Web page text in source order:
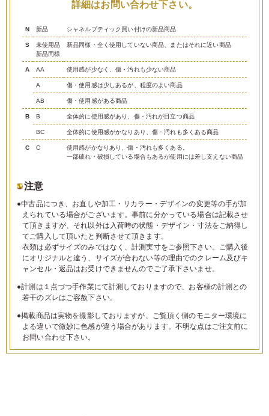
詳細はお問い合わせ下さい。
N 新品 シャネルブティック買い付けの新品商品
S
未使用品
新品同様
新品同様・全く使用していない商品、またはそれに近い商品
A AA 使用感が少なく、傷・汚れも少ない商品
A 傷・使用感は少しあるが、程度のよい商品
AB 傷・使用感がある商品
B B 全体的に使用感があり、傷・汚れが目立つ商品
BC 全体的に使用感がかなりあり、傷・汚れも多くある商品
C C
使用感がかなりあり、傷・汚れも多くある。
一部破れ・破損している場合もあるが使用には差し支えない商品
注意
●中古品につき、お直しや加工・リカラー・デザインの変更等の手が加
えられている場合がございます。事前に分かっている場合は記載させ
て頂きますが、それ以外は入荷時の状態・デザイン・寸法をご納得し
てご購入して頂いたと判断させて頂きます。
衣類は必ずサイズのみではなく、計測実寸をご参照下さい。ご購入後
にオリジナルと違う、サイズが合わない等の理由でのクレーム及びキ
ャンセル・返品はお受けできませんのでご了承下さいませ。
●計測は１点づつ手作業にて計測しておりますので、お客様の計測との
若干のズレはご容赦下さい。
●掲載商品は実物を撮影しておりますが、ご覧頂く側のモニター環境に
よる違いで微妙に色感が違う場合があります。不明な点はご注文前に
お問い合わせ下さい。